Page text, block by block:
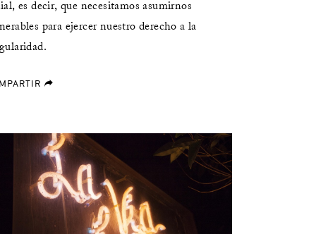
es decir, que necesitamos asumirnos
para ejercer nuestro derecho a la
forward